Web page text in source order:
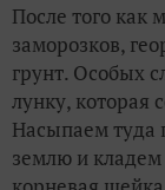
После того как
заморозков,
грунт. Особых
лунку, которая
Насыпаем туда
землю и кладем